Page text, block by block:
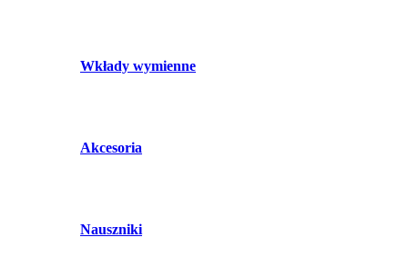
Wkłady wymienne
Akcesoria
Nauszniki